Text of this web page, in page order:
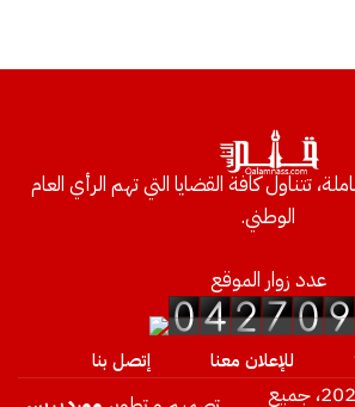
تتناول كافة القضايا التي تهم الرأي العام
الوطني.
عدد زوار الموقع
للإعلان معنا إتصل بنا
قلم الناس © 2026، جميع